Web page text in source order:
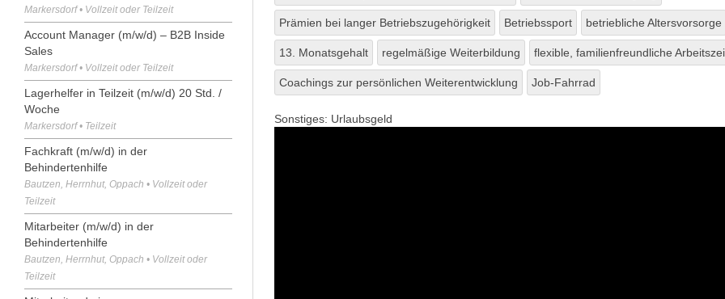
Markersdorf • Vollzeit oder Teilzeit
Account Manager (m/w/d) – B2B Inside
Sales
Markersdorf • Vollzeit oder Teilzeit
Lagerhelfer in Teilzeit (m/w/d) 20 Std. /
Woche
Markersdorf • Teilzeit
Fachkraft (m/w/d) in der
Behindertenhilfe
Bautzen, Herrnhut, Oppach • Vollzeit oder
Teilzeit
Mitarbeiter (m/w/d) in der
Behindertenhilfe
Bautzen, Herrnhut, Oppach • Vollzeit oder
Teilzeit
Prämien bei langer Betriebszugehörigkeit Betriebssport betriebliche Altersvorsorge
13. Monatsgehalt regelmäßige Weiterbildung flexible, familienfreundliche
Coachings zur persönlichen Weiterentwicklung Job-Fahrrad
Sonstiges: Urlaubsgeld